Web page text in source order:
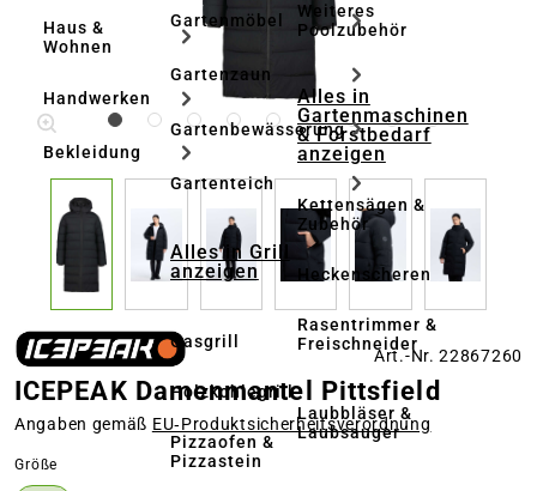
Haus &
Wohnen
Handwerken
Bekleidung
Gartenmöbel
Gartenzaun
Gartenbewässerung
Gartenteich
Alles in Grill
anzeigen
Gasgrill
Holzkohlegrill
Pizzaofen &
Pizzastein
Weiteres
Poolzubehör
Alles in
Gartenmaschinen
& Forstbedarf
anzeigen
Kettensägen &
Zubehör
Heckenscheren
Rasentrimmer &
Freischneider
Laubbläser &
Laubsauger
Art.-Nr. 22867260
ICEPEAK Damenmantel Pittsfield
Angaben gemäß EU‑Produktsicherheitsverordnung
Größe